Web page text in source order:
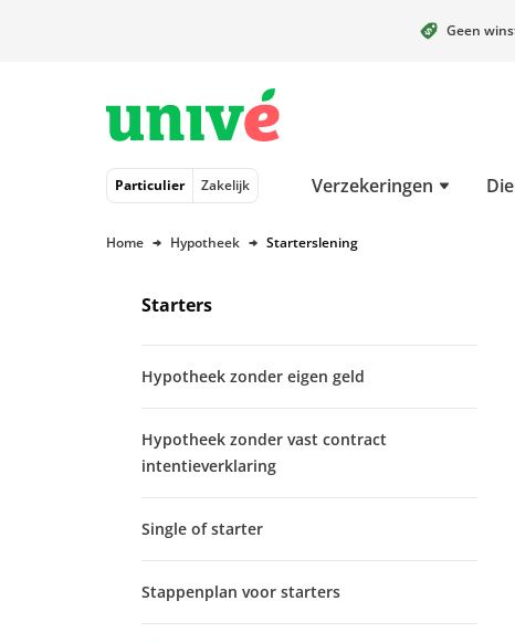
Geen
Particulier Zakelijk Verzekeringen
Home Hypotheek Starterslening
Starters
Hypotheek zonder eigen geld
Hypotheek zonder vast contract
intentieverklaring
Single of starter
Stappenplan voor starters